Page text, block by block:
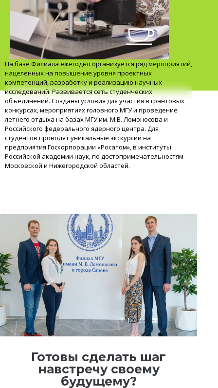
На базе Филиала ежегодно организуется ряд мероприятий,
нацеленных на повышение уровня проектных
компетенций, разработку и реализацию научных
исследований. Развивается сеть студенческих
объединений. Созданы условия для участия в грантовых
конкурсах, мероприятиях головного МГУ и проведение
летнего отдыха на базах МГУ им. М.В. Ломоносова и
Российского федерального ядерного центра. Для
студентов проводят уникальные экскурсии на
предприятия Госкорпорации «Росатом», в институты
Российской академии наук, по достопримечательностям
Московской и Нижегородской областей.
Готовы сделать шаг
навстречу своему
будущему?